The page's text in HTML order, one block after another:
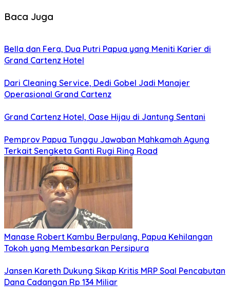
Baca Juga
Bella dan Fera, Dua Putri Papua yang Meniti Karier di
Grand Cartenz Hotel
Dari Cleaning Service, Dedi Gobel Jadi Manajer
Operasional Grand Cartenz
Grand Cartenz Hotel, Oase Hijau di Jantung Sentani
Pemprov Papua Tunggu Jawaban Mahkamah Agung
Terkait Sengketa Ganti Rugi Ring Road
Manase Robert Kambu Berpulang, Papua Kehilangan
Tokoh yang Membesarkan Persipura
Jansen Kareth Dukung Sikap Kritis MRP Soal Pencabutan
Dana Cadangan Rp 134 Miliar